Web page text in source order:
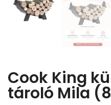
Cook King
tároló Mila